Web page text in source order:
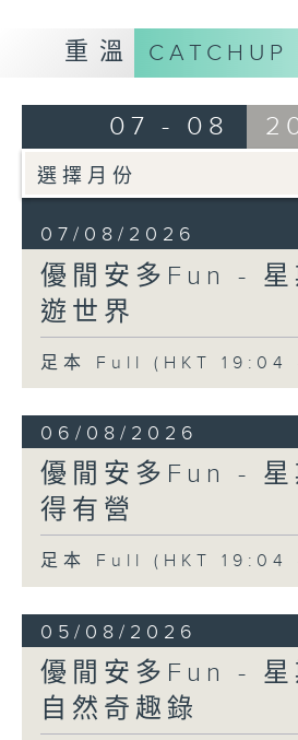
環遊世界：即將消失的8
重溫 CATCHUP
07 - 08
07/08/2026
優閒安多Fun -
遊世界
足本 Full (HKT
06/08/2026
優閒安多Fun -
得有營
足本 Full (HKT
05/08/2026
優閒安多Fun -
自然奇趣錄